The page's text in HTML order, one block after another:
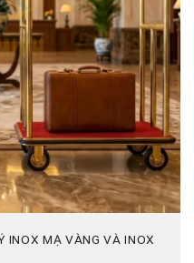
INOX MẠ VÀNG VÀ INOX